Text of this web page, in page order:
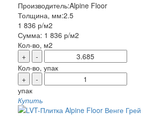
Производитель:Alpine Floor
Толщина, мм:2.5
1 836 р/м2
Сумма: 1 836 р/м2
Кол-во, м2
+
-
Кол-во, упак
+
-
упак
Купить